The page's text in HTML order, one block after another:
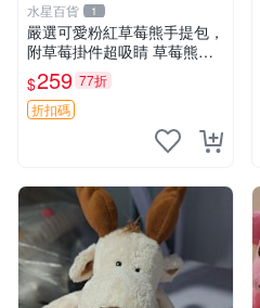
水星百貨 1
嚴選可愛粉紅草莓熊手提包，
附草莓掛件超吸睛 草莓熊手
提包 草莓掛件 可愛portunes
e
$259 77折
折扣碼